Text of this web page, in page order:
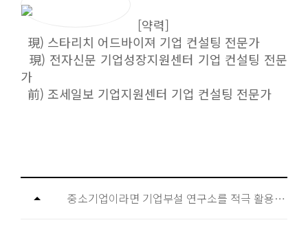
[약력]
現) 스타리치 어드바이져 기업 컨설팅 전문가
現) 전자신문 기업성장지원센터 기업 컨설팅 전문
가
前) 조세일보 기업지원센터 기업 컨설팅 전문가
중소기업이라면 기업부설 연구소를 적극 활용하라